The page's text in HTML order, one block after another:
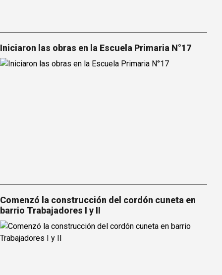
Iniciaron las obras en la Escuela Primaria N°17
Comenzó la construcción del cordón cuneta en
barrio Trabajadores I y II